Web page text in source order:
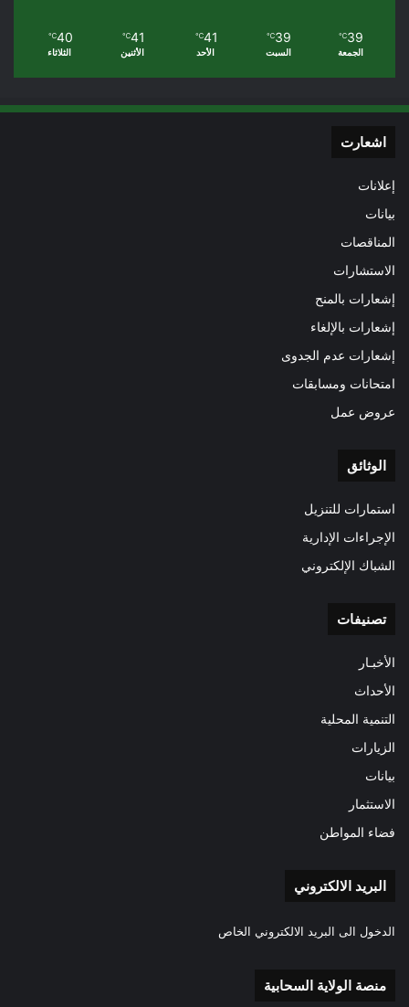
39
℃
الجمعة
39
℃
السبت
41
℃
الأحد
41
℃
الأثنين
40
℃
الثلاثاء
اشعارت
إعلانات
بيانات
المناقصات
الاستشارات
إشعارات بالمنح
إشعارات بالإلغاء
إشعارات عدم الجدوى
امتحانات ومسابقات
عروض عمل
الوثائق
استمارات للتنزيل
الإجراءات الإدارية
الشباك الإلكتروني
تصنيفات
الأخبـار
الأحداث
التنمية المحلية
الزيارات
بيانات
الاستثمار
فضاء المواطن
البريد الالكتروني
الدخول الى البريد الالكتروني الخاص
منصة الولاية السحابية